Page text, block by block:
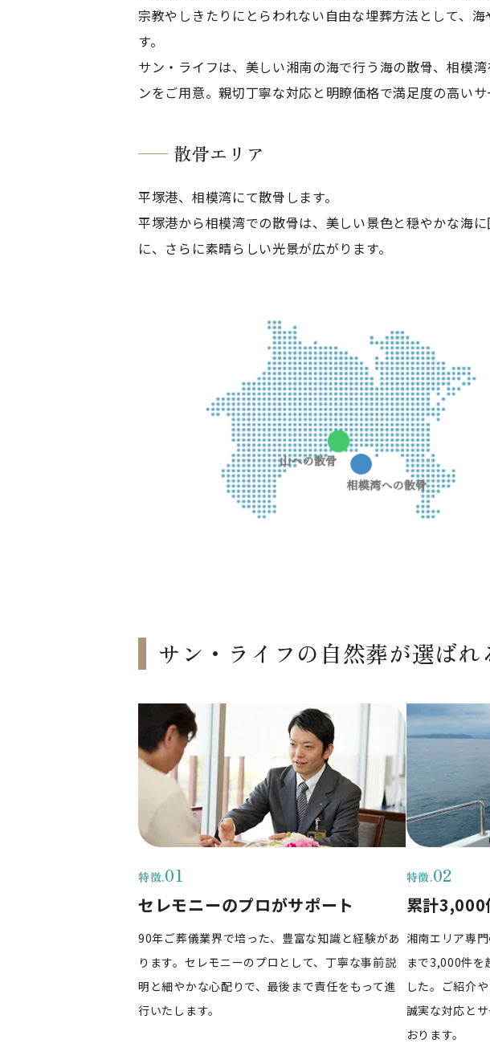
宗教やしきたりにとらわれない自由な埋葬方法として、
す。
サン・ライフは、美しい湘南の海で行う海の散骨、相模
ンをご用意。親切丁寧な対応と明瞭価格で満足度の高いサ
散骨エリア
平塚港、相模湾にて散骨します。
平塚港から相模湾での散骨は、美しい景色と穏やかな海
に、さらに素晴らしい光景が広がります。
サン・ライフの自然葬が選ばれ
セレモニーのプロがサポート
90年ご葬儀業界で培った、豊富な知識と経験があ
ります。セレモニーのプロとして、丁寧な事前説
明と細やかな心配りで、最後まで責任をもって進
行いたします。
累計3,000
湘南エリア専
まで3,000件を
した。ご紹介
誠実な対応と
おります。